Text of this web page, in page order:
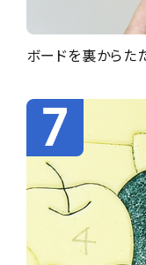
ボードを裏からた